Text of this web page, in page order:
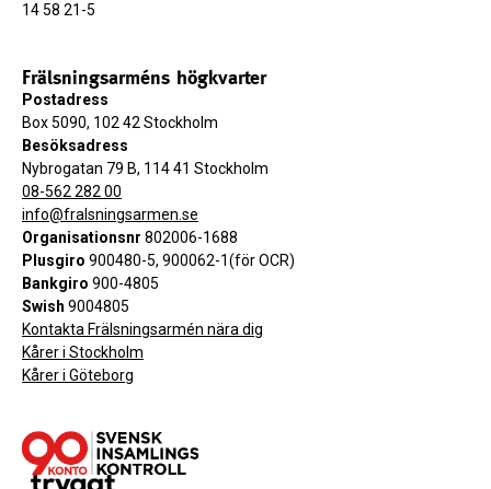
14 58 21-5
Frälsningsarméns högkvarter
Postadress
Box 5090, 102 42 Stockholm
Besöksadress
Nybrogatan 79 B, 114 41 Stockholm
08-562 282 00
info@fralsningsarmen.se
Organisationsnr 802006-1688
Plusgiro 900480-5, 900062-1(för OCR)
Bankgiro 900-4805
Swish 9004805
Kontakta Frälsningsarmén nära dig
Kårer i Stockholm
Kårer i Göteborg